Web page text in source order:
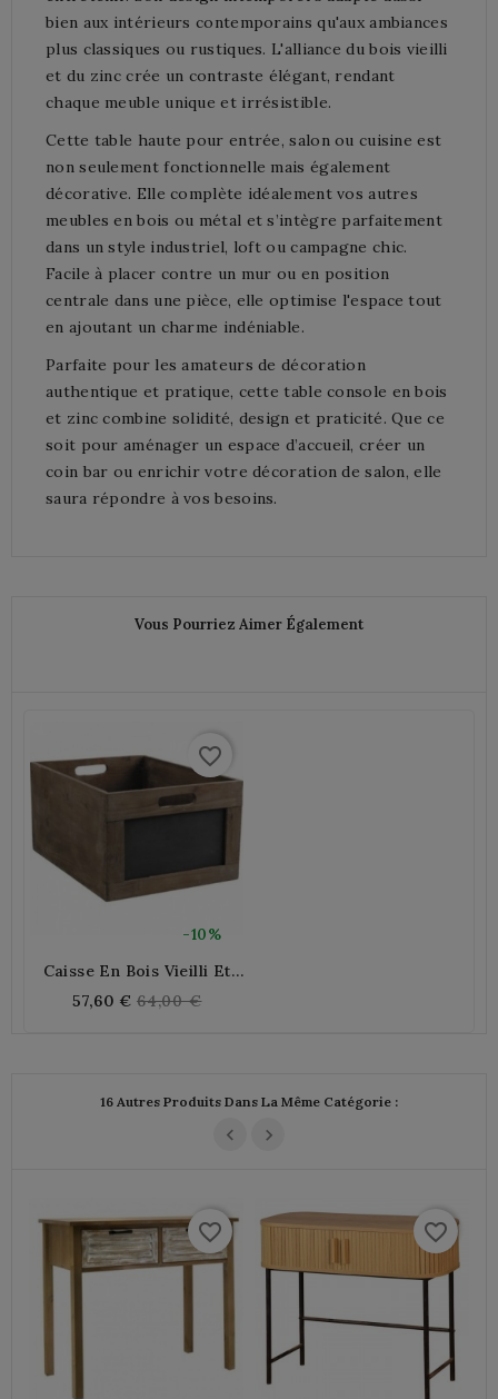
bien aux intérieurs contemporains qu'aux ambiances
plus classiques ou rustiques. L'alliance du bois vieilli
et du zinc crée un contraste élégant, rendant
chaque meuble unique et irrésistible.
Cette table haute pour entrée, salon ou cuisine est
non seulement fonctionnelle mais également
décorative. Elle complète idéalement vos autres
meubles en bois ou métal et s’intègre parfaitement
dans un style industriel, loft ou campagne chic.
Facile à placer contre un mur ou en position
centrale dans une pièce, elle optimise l'espace tout
en ajoutant un charme indéniable.
Parfaite pour les amateurs de décoration
authentique et pratique, cette table console en bois
et zinc combine solidité, design et praticité. Que ce
soit pour aménager un espace d’accueil, créer un
coin bar ou enrichir votre décoration de salon, elle
saura répondre à vos besoins.
Vous Pourriez Aimer Également
-10%
favorite_border
Caisse En Bois Vieilli Et
57,60 € Regular
64,00 €
16 Autres Produits Dans La Même Catégorie :
favorite_border favorite_border